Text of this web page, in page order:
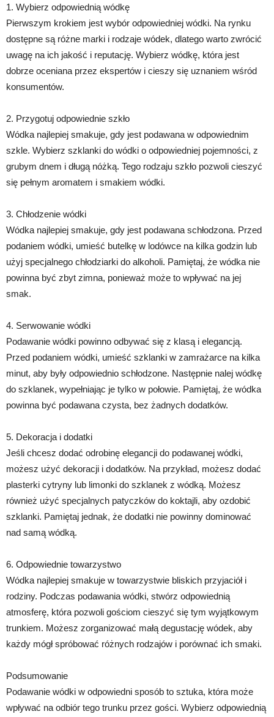
1. Wybierz odpowiednią wódkę
Pierwszym krokiem jest wybór odpowiedniej wódki. Na rynku
dostępne są różne marki i rodzaje wódek, dlatego warto zwrócić
uwagę na ich jakość i reputację. Wybierz wódkę, która jest
dobrze oceniana przez ekspertów i cieszy się uznaniem wśród
konsumentów.
2. Przygotuj odpowiednie szkło
Wódka najlepiej smakuje, gdy jest podawana w odpowiednim
szkle. Wybierz szklanki do wódki o odpowiedniej pojemności, z
grubym dnem i długą nóżką. Tego rodzaju szkło pozwoli cieszyć
się pełnym aromatem i smakiem wódki.
3. Chłodzenie wódki
Wódka najlepiej smakuje, gdy jest podawana schłodzona. Przed
podaniem wódki, umieść butelkę w lodówce na kilka godzin lub
użyj specjalnego chłodziarki do alkoholi. Pamiętaj, że wódka nie
powinna być zbyt zimna, ponieważ może to wpływać na jej
smak.
4. Serwowanie wódki
Podawanie wódki powinno odbywać się z klasą i elegancją.
Przed podaniem wódki, umieść szklanki w zamrażarce na kilka
minut, aby były odpowiednio schłodzone. Następnie nalej wódkę
do szklanek, wypełniając je tylko w połowie. Pamiętaj, że wódka
powinna być podawana czysta, bez żadnych dodatków.
5. Dekoracja i dodatki
Jeśli chcesz dodać odrobinę elegancji do podawanej wódki,
możesz użyć dekoracji i dodatków. Na przykład, możesz dodać
plasterki cytryny lub limonki do szklanek z wódką. Możesz
również użyć specjalnych patyczków do koktajli, aby ozdobić
szklanki. Pamiętaj jednak, że dodatki nie powinny dominować
nad samą wódką.
6. Odpowiednie towarzystwo
Wódka najlepiej smakuje w towarzystwie bliskich przyjaciół i
rodziny. Podczas podawania wódki, stwórz odpowiednią
atmosferę, która pozwoli gościom cieszyć się tym wyjątkowym
trunkiem. Możesz zorganizować małą degustację wódek, aby
każdy mógł spróbować różnych rodzajów i porównać ich smaki.
Podsumowanie
Podawanie wódki w odpowiedni sposób to sztuka, która może
wpływać na odbiór tego trunku przez gości. Wybierz odpowiednią